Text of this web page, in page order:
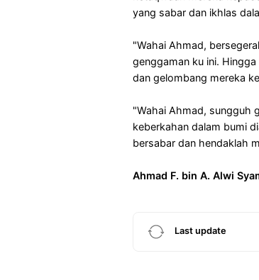
yang sabar dan ikhlas
"Wahai Ahmad,
genggaman ku ini.
dan gelombang mereka
"Wahai Ahmad, sungguh
keberkahan dalam bumi
bersabar dan hendaklah
Ahmad F. bin A. Alwi
Last update